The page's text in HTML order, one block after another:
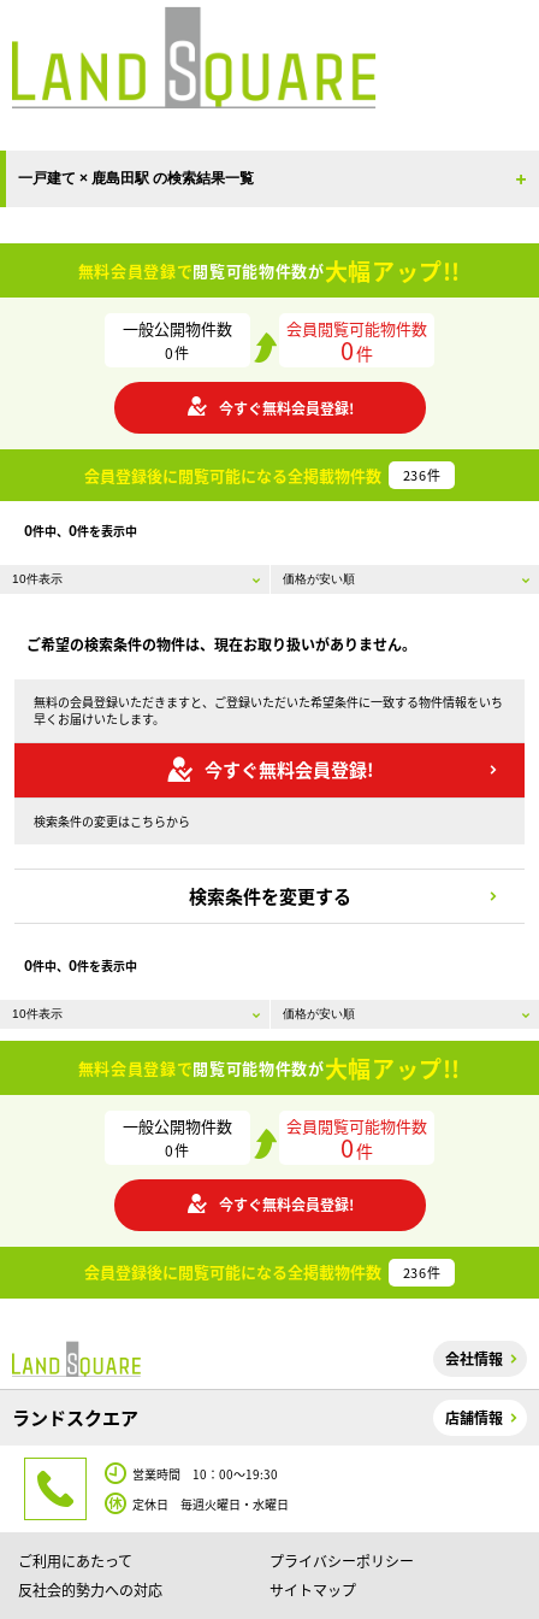
一戸建て × 鹿島田駅 の検索結果一覧
無料会員登録で閲覧可能物件数が大幅アップ!!
一般公開物件数
0件
会員閲覧可能物件数
0件
今すぐ無料会員登録!
会員登録後に閲覧可能になる全掲載物件数 236件
0件中、 0件を表示中
ご希望の検索条件の物件は、現在お取り扱いがありません。
無料の会員登録いただきますと、ご登録いただいた希望条件に一致する物件情報をいち
早くお届けいたします。
今すぐ無料会員登録!
検索条件の変更はこちらから
検索条件を変更する
0件中、 0件を表示中
無料会員登録で閲覧可能物件数が大幅アップ!!
一般公開物件数
0件
会員閲覧可能物件数
0件
今すぐ無料会員登録!
会員登録後に閲覧可能になる全掲載物件数 236件
会社情報
ランドスクエア 店舗情報
営業時間 10：00～19:30
定休日 毎週火曜日・水曜日
ご利用にあたって
プライバシーポリシー
反社会的勢力への対応
サイトマップ